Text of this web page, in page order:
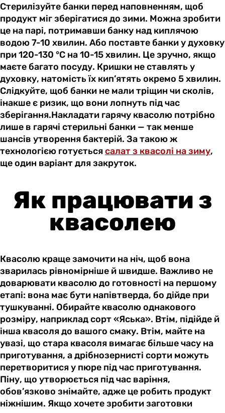
Стерилізуйте банки перед наповненням, щоб
продукт міг зберігатися до зими. Можна зробити
це на парі, потримавши банку над киплячою
водою 7-10 хвилин. Або поставте банки у духовку
при 120-130 °C на 10-15 хвилин. Це зручно, якщо
маєте багато посуду. Кришки не ставлять у
духовку, натомість їх кип’ятять окремо 5 хвилин.
Слідкуйте, щоб банки не мали тріщин чи сколів,
інакше є ризик, що вони лопнуть під час
зберігання.Накладати гарячу квасолю потрібно
лише в гарячі стерильні банки — так менше
шансів утворення бактерій. За такою ж
технологією готуєтьсясалат з квасолі на зиму,
ще один варіант для закруток.
Як працювати з
квасолею
Квасолю краще замочити на ніч, щоб вона
зварилась рівномірніше й швидше. Важливо не
доварювати квасолю до готовності на першому
етапі: вона має бути напівтверда, бо дійде при
тушкуванні. Обирайте квасолю однакового
розміру, наприклад сорт «Яська». Втім, підійде й
інша квасоля до вашого смаку. Втім, майте на
увазі, що стара квасоля вимагає більше часу на
приготування, а дрібнозернисті сорти можуть
перетворитися у пюре під час приготування.
Піну, що утворюється під час варіння,
обов’язково знімайте, адже це робить продукт
ніжнішим. Якщо хочете зробити заготовки